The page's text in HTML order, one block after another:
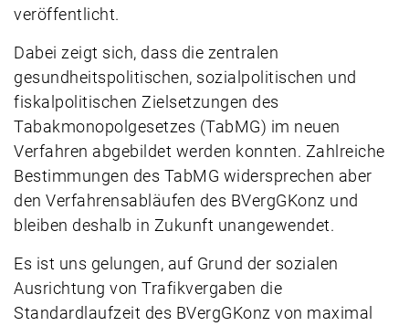
veröffentlicht.
Dabei zeigt sich, dass die zentralen
gesundheitspolitischen, sozialpolitischen und
fiskalpolitischen Zielsetzungen des
Tabakmonopolgesetzes (TabMG) im neuen
Verfahren abgebildet werden konnten. Zahlreiche
Bestimmungen des TabMG widersprechen aber
den Verfahrensabläufen des BVergGKonz und
bleiben deshalb in Zukunft unangewendet.
Es ist uns gelungen, auf Grund der sozialen
Ausrichtung von Trafikvergaben die
Standardlaufzeit des BVergGKonz von maximal